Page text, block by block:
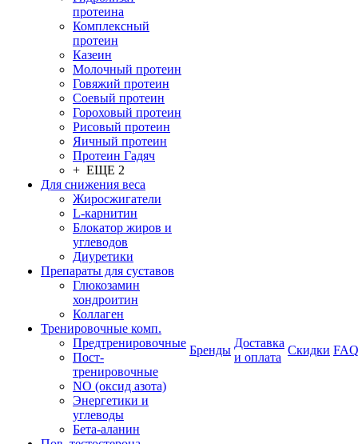
протеина
Комплексный
протеин
Казеин
Молочный протеин
Говяжий протеин
Соевый протеин
Гороховый протеин
Рисовый протеин
Яичный протеин
Протеин Гадяч
+ ЕЩЕ 2
Для снижения веса
Жиросжигатели
L-карнитин
Блокатор жиров и
углеводов
Диуретики
Препараты для суставов
Глюкозамин
хондроитин
Коллаген
Тренировочные комп.
Предтренировочные
Пост-
тренировочные
NO (оксид азота)
Энергетики и
углеводы
Бета-аланин
Бренды
Доставка
и оплата
Скидки FAQ